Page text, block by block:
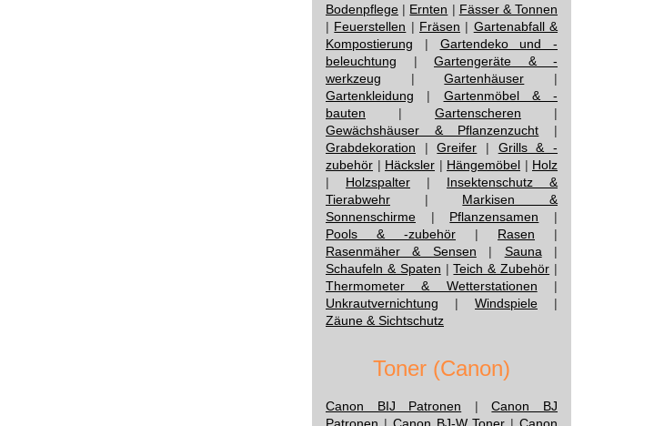
Bodenpflege | Ernten | Fässer & Tonnen
| Feuerstellen | Fräsen | Gartenabfall &
Kompostierung | Gartendeko und -
beleuchtung | Gartengeräte & -
werkzeug |Gartenhäuser |
Gartenkleidung | Gartenmöbel & -
bauten | Gartenscheren |
Gewächshäuser & Pflanzenzucht |
Grabdekoration |Greifer | Grills & -
zubehör | Häcksler | Hängemöbel | Holz
| Holzspalter | Insektenschutz &
Tierabwehr | Markisen &
Sonnenschirme | Pflanzensamen |
Pools & -zubehör | Rasen |
Rasenmäher & Sensen | Sauna |
Schaufeln & Spaten |Teich & Zubehör |
Thermometer & Wetterstationen |
Unkrautvernichtung | Windspiele |
Zäune & Sichtschutz
Toner (Canon)
Canon BIJ Patronen |Canon BJ